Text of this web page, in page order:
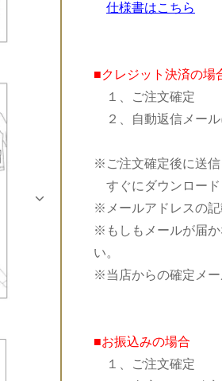
仕様書はこちら
■クレジット決済の場
１、ご注文確定
２、自動返信メール
※ご注文確定後に送信
すぐにダウンロード
※メールアドレスの記
※もしもメールが届か
い。
※当店からの確定メー
■お振込みの場合
１、ご注文確定